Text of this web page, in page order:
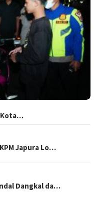
Kota…
Japura Lo…
Dangkal da…